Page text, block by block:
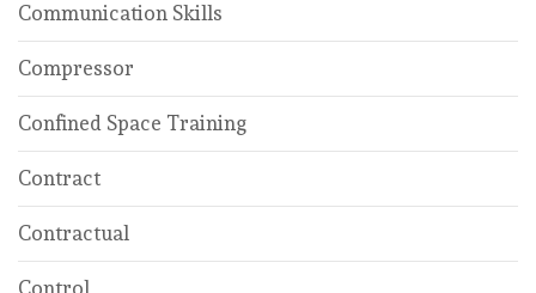
Communication Skills
Compressor
Confined Space Training
Contract
Contractual